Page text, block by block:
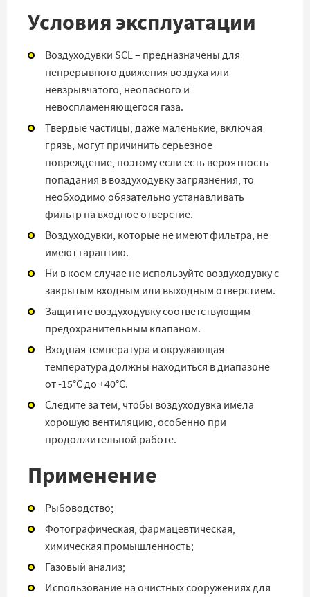
Условия эксплуатации
Воздуходувки SCL – предназначены для
непрерывного движения воздуха или
невзрывчатого, неопасного и
невоспламеняющегося газа.
Твердые частицы, даже маленькие, включая
грязь, могут причинить серьезное
повреждение, поэтому если есть вероятность
попадания в воздуходувку загрязнения, то
необходимо обязательно устанавливать
фильтр на входное отверстие.
Воздуходувки, которые не имеют фильтра, не
имеют гарантию.
Ни в коем случае не используйте воздуходувку с
закрытым входным или выходным отверстием.
Защитите воздуходувку соответствующим
предохранительным клапаном.
Входная температура и окружающая
температура должны находиться в диапазоне
от -15°C до +40°C.
Следите за тем, чтобы воздуходувка имела
хорошую вентиляцию, особенно при
продолжительной работе.
Применение
Рыбоводство;
Фотографическая, фармацевтическая,
химическая промышленность;
Газовый анализ;
Использование на очистных сооружениях для